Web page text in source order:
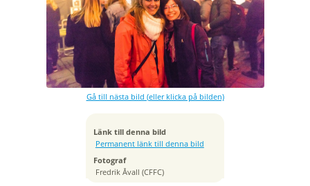
Gå till nästa bild (eller klicka på bilden)
Länk till denna bild
Permanent länk till denna bild
Fotograf
Fredrik Åvall (CFFC)
Exponeringstid
1/60 sek
Bländare
Kamera
Canon EOS 5DS R
Tagen
ISO
3200
Brännvidd
24 mm